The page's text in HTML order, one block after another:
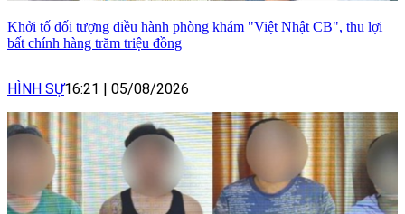
Khởi tố đối tượng điều hành phòng khám "Việt Nhật CB", thu lợi
bất chính hàng trăm triệu đồng
HÌNH SỰ16:21 05/08/2026